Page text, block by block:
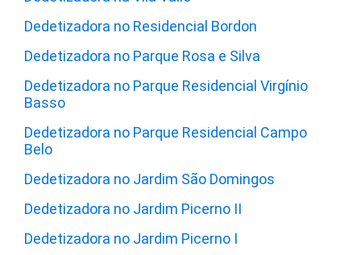
Dedetizadora no Residencial Bordon
Dedetizadora no Parque Rosa e Silva
Dedetizadora no Parque Residencial Virgínio
Basso
Dedetizadora no Parque Residencial Campo
Belo
Dedetizadora no Jardim São Domingos
Dedetizadora no Jardim Picerno II
Dedetizadora no Jardim Picerno I